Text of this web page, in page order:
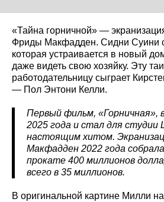
«Тайна горничной» —
Фриды Макфадден. Сидни Суини
которая устраивается в новый
даже видеть свою хозяйку. Эту
работодательницу сыграет
— Пол Энтони Келли.
Первый фильм, «Горничная»,
2025 года и стал для студии
настоящим хитом.
Макфадден 2022 года
прокате 400 миллионов
всего в 35 миллионов.
В оригинальной картине Милли